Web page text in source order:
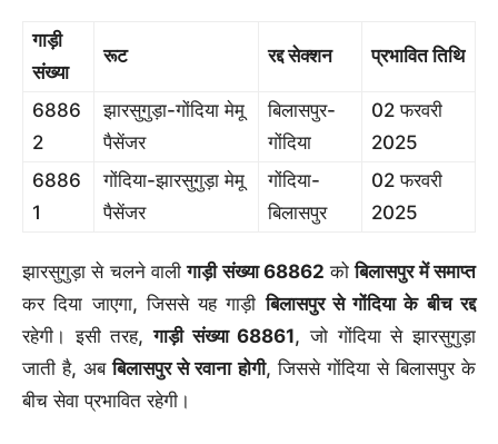
गाड़ी
संख्या
रूट रद्द सेक्शन प्रभावित तिथि
6886
2
झारसुगुड़ा-गोंदिया मेमू
पैसेंजर
बिलासपुर-
गोंदिया
02 फरवरी
2025
6886
1
गोंदिया-झारसुगुड़ा मेमू
पैसेंजर
गोंदिया-
बिलासपुर
02 फरवरी
2025
झारसुगुड़ा से चलने वालीगाड़ी संख्या 68862 कोबिलासपुर में समाप्त
कर दिया जाएगा, जिससे यह गाड़ीबिलासपुर से गोंदिया के बीच रद्द
रहेगी। इसी तरह,गाड़ी संख्या 68861, जो गोंदिया से झारसुगुड़ा
जाती है, अबबिलासपुर से रवाना होगी, जिससे गोंदिया से बिलासपुर के
बीच सेवा प्रभावित रहेगी।